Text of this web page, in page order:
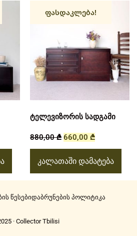
ფასდაკლება!
ტელევიზორის სადგამი
880,00₾ 660,00 ₾
კალათაში დამატება
· Collector Tbilisi
წესებიდაბრუნების პოლიტიკა